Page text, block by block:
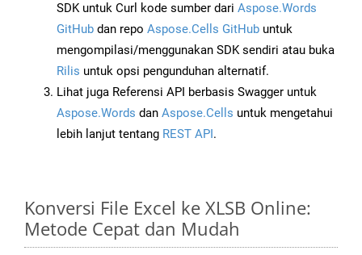
SDK untuk Curl kode sumber dari Aspose.Words
GitHub dan repo Aspose.Cells GitHub untuk
mengompilasi/menggunakan SDK sendiri atau buka
Rilis untuk opsi pengunduhan alternatif.
Lihat juga Referensi API berbasis Swagger untuk
Aspose.Words dan Aspose.Cells untuk mengetahui
lebih lanjut tentang REST API.
Konversi File Excel ke XLSB Online:
Metode Cepat dan Mudah